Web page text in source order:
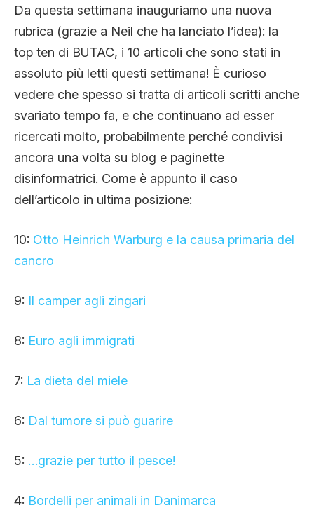
CLIMA ED ENERGIA
CONTATTI
CHI SIAMO
Da questa settimana inauguriamo una nuova
rubrica (grazie a Neil che ha lanciato l’idea): la
top ten di BUTAC, i 10 articoli che sono stati in
assoluto più letti questi settimana! È curioso
vedere che spesso si tratta di articoli scritti anche
svariato tempo fa, e che continuano ad esser
ricercati molto, probabilmente perché condivisi
ancora una volta su blog e paginette
disinformatrici. Come è appunto il caso
dell’articolo in ultima posizione:
10: Otto Heinrich Warburg e la causa primaria del
cancro
9: Il camper agli zingari
8: Euro agli immigrati
7: La dieta del miele
6: Dal tumore si può guarire
5: …grazie per tutto il pesce!
4: Bordelli per animali in Danimarca